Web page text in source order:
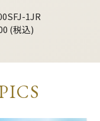
1JR
(税込)